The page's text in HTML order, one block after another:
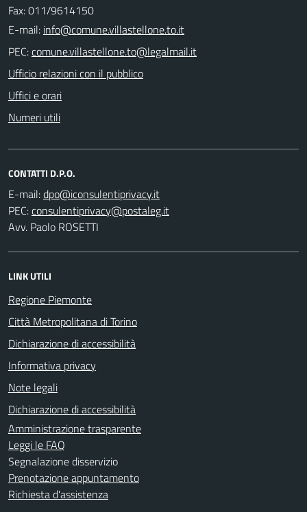
Fax: 011/9614150
E-mail:
PEC:
Ufficio relazioni con il pubblico
Uffici e orari
Numeri utili
CONTATTI D.P.O.
E-mail:
PEC:
Avv. Paolo ROSETTI
LINK UTILI
Regione Piemonte
Città Metropolitana di Torino
Dichiarazione di accessibilità
Informativa privacy
Note legali
Dichiarazione di accessibilità
Amministrazione trasparente
Leggi le FAQ
Segnalazione disservizio
Prenotazione appuntamento
Richiesta d'assistenza